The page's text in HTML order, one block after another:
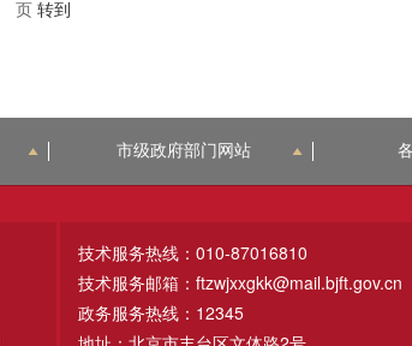
页 转到
市级政府部门网站
技术服务热线：010-87016810
技术服务邮箱：ftzwjxxgkk@mail.bjft.gov.cn
政务服务热线：12345